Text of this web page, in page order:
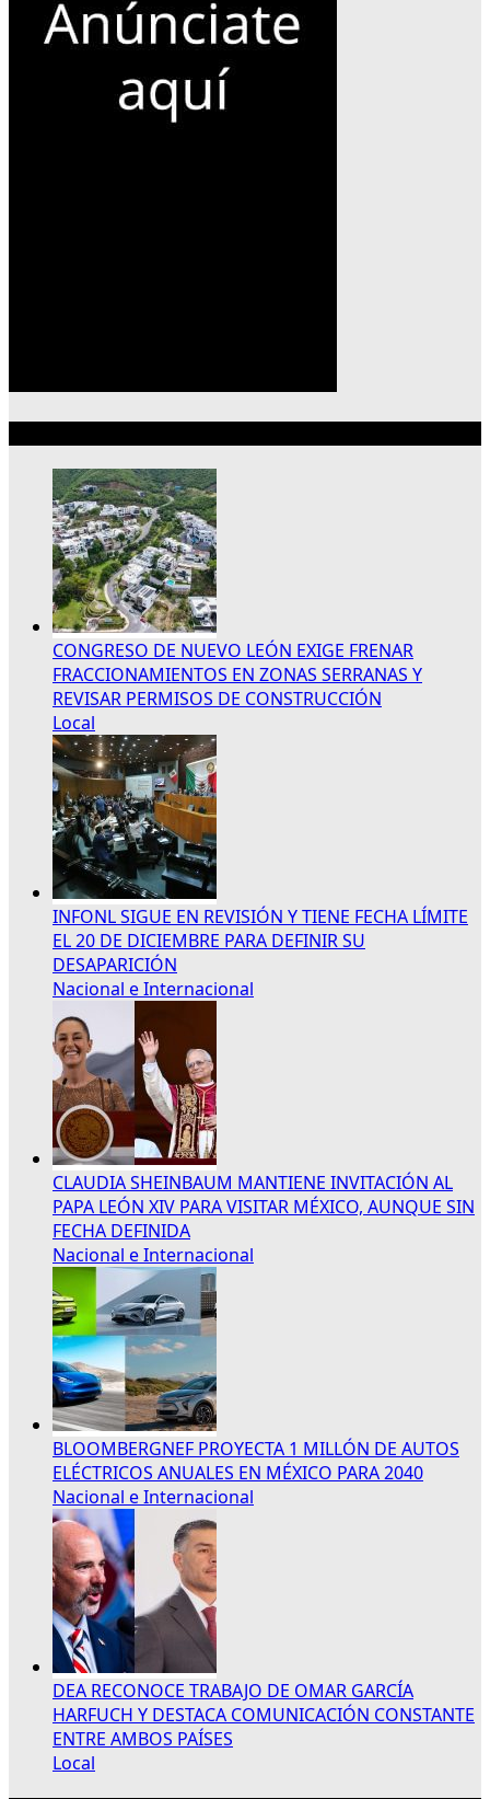
CONGRESO DE NUEVO LEÓN EXIGE FRENAR
FRACCIONAMIENTOS EN ZONAS SERRANAS Y
REVISAR PERMISOS DE CONSTRUCCIÓN
Local
INFONL SIGUE EN REVISIÓN Y TIENE FECHA LÍMITE
EL 20 DE DICIEMBRE PARA DEFINIR SU
DESAPARICIÓN
Nacional e Internacional
CLAUDIA SHEINBAUM MANTIENE INVITACIÓN AL
PAPA LEÓN XIV PARA VISITAR MÉXICO, AUNQUE SIN
FECHA DEFINIDA
Nacional e Internacional
BLOOMBERGNEF PROYECTA 1 MILLÓN DE AUTOS
ELÉCTRICOS ANUALES EN MÉXICO PARA 2040
Nacional e Internacional
DEA RECONOCE TRABAJO DE OMAR GARCÍA
HARFUCH Y DESTACA COMUNICACIÓN CONSTANTE
ENTRE AMBOS PAÍSES
Local